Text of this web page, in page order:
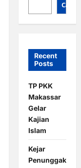
Cari
Recent
Posts
TP PKK
Makassar
Gelar
Kajian
Islam
Kejar
Penunggak